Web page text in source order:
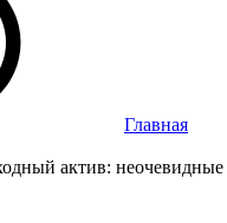
Главная
актив: